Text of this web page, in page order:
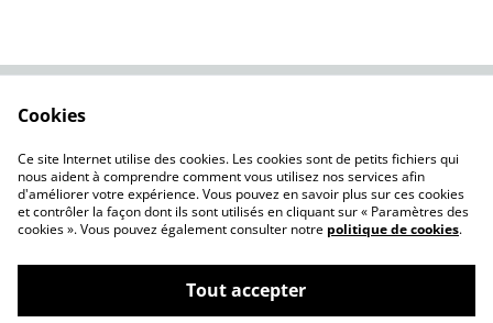
Politique de
confidentialité
Politique de cookies
Cookies
Ce site Internet utilise des cookies. Les cookies sont de petits fichiers qui
nous aident à comprendre comment vous utilisez nos services afin
d'améliorer votre expérience. Vous pouvez en savoir plus sur ces cookies
et contrôler la façon dont ils sont utilisés en cliquant sur « Paramètres des
cookies ». Vous pouvez également consulter notre politique de cookies.
Tout accepter